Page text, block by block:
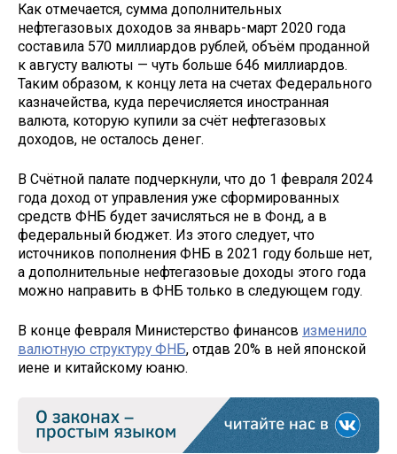
Как отмечается, сумма дополнительных
нефтегазовых доходов за январь-март 2020 года
составила 570 миллиардов рублей, объём проданной
к августу валюты — чуть больше 646 миллиардов.
Таким образом, к концу лета на счетах Федерального
казначейства, куда перечисляется иностранная
валюта, которую купили за счёт нефтегазовых
доходов, не осталось денег.
В Счётной палате подчеркнули, что до 1 февраля 2024
года доход от управления уже сформированных
средств ФНБ будет зачисляться не в Фонд, а в
федеральный бюджет. Из этого следует, что
источников пополнения ФНБ в 2021 году больше нет,
а дополнительные нефтегазовые доходы этого года
можно направить в ФНБ только в следующем году.
В конце февраля Министерство финансов изменило
валютную структуру ФНБ, отдав 20% в ней японской
иене и китайскому юаню.